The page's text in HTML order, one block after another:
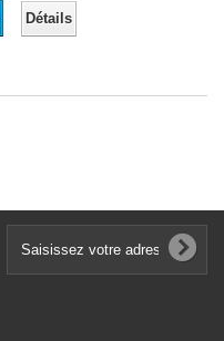
Détails